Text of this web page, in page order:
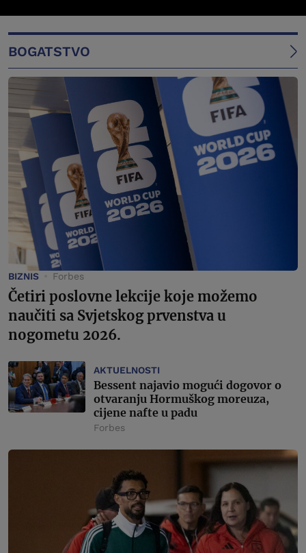
BOGATSTVO
BIZNIS Forbes
Četiri poslovne lekcije koje možemo
naučiti sa Svjetskog prvenstva u
nogometu 2026.
AKTUELNOSTI
Bessent najavio mogući dogovor o
otvaranju Hormuškog moreuza,
cijene nafte u padu
Forbes